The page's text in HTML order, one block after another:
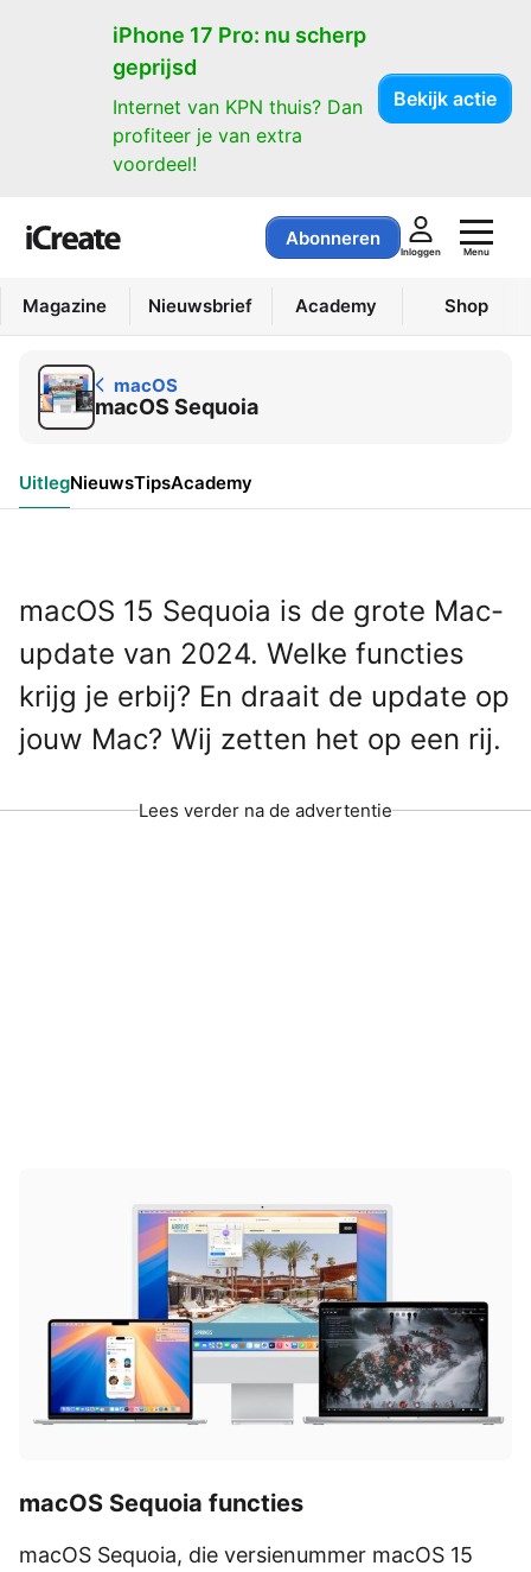
iPhone 17 Pro: nu scherp
geprijsd
Internet van KPN thuis? Dan
profiteer je van extra
voordeel!
Bekijk actie
Abonneren
Inloggen Menu
Magazine Nieuwsbrief Academy Shop
macOS
macOS Sequoia
UitlegNieuwsTipsAcademy
macOS 15 Sequoia is de grote Mac-
update van 2024. Welke functies
krijg je erbij? En draait de update op
jouw Mac? Wij zetten het op een rij.
Lees verder na de advertentie
macOS Sequoia functies
macOS Sequoia, die versienummer macOS 15